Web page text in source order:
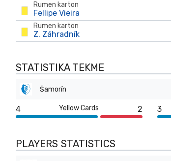
Rumen karton
Fellipe Vieira
Rumen karton
Z. Záhradník
STATISTIKA TEKME
Šamorín
4 Yellow Cards 2 3
PLAYERS STATISTICS